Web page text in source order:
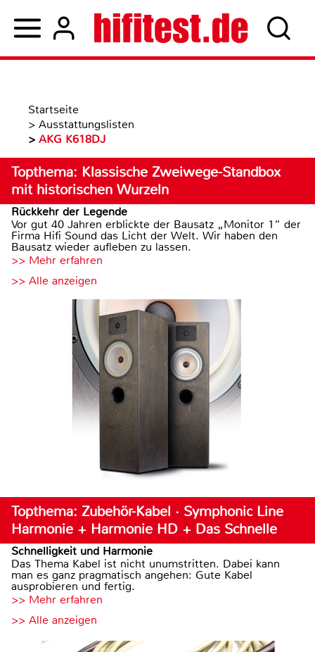
Startseite
> Ausstattungslisten
> AKG K618DJ
Topthema: Klassische Zweiwege-Standbox
mit historischen Wurzeln
Rückkehr der Legende
Vor gut 40 Jahren erblickte der Bausatz „Monitor 1“ der
Firma Hifi Sound das Licht der Welt. Wir haben den
Bausatz wieder aufleben zu lassen.
>> Mehr erfahren
>> Alle anzeigen
Topthema: Zubehör-Kabel · Symphonic Line
Harmonie + Harmonie HD + Das Schnelle
Schnelligkeit und Harmonie
Das Thema Kabel ist nicht unumstritten. Dabei kann
man es ganz pragmatisch angehen: Gute Kabel
ausprobieren und fertig.
>> Mehr erfahren
>> Alle anzeigen